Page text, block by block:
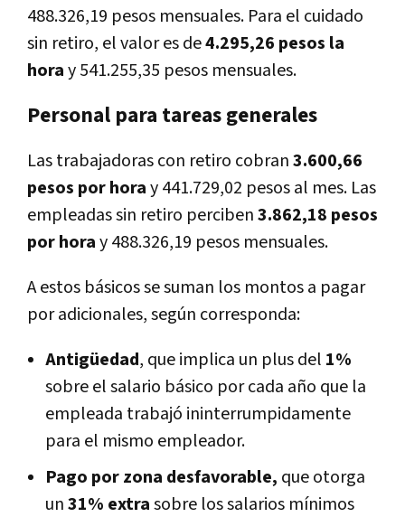
488.326,19 pesos mensuales. Para el cuidado
sin retiro, el valor es de4.295,26 pesos la
horay 541.255,35 pesos mensuales.
Personal para tareas generales
Las trabajadoras con retiro cobran3.600,66
pesos por horay 441.729,02 pesos al mes. Las
empleadas sin retiro perciben3.862,18 pesos
por horay 488.326,19 pesos mensuales.
A estos básicos se suman los montos a pagar
por adicionales, según corresponda:
Antigüedad, que implica un plus del 1%
sobre el salario básico por cada año que la
empleada trabajó ininterrumpidamente
para el mismo empleador.
Pago por zona desfavorable, que otorga
un31% extrasobre los salarios mínimos